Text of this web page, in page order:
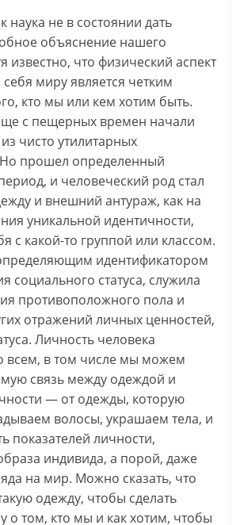
наука не в состоянии дать
объяснение нашего
известно, что физический аспект
миру является четким
кто мы или кем хотим быть.
с пещерных времен начали
чисто утилитарных
прошел определенный
и человеческий род стал
и внешний антураж, как на
уникальной идентичности,
с какой-то группой или классом.
идентификатором
социального статуса, служила
противоположного пола и
отражений личных ценностей,
Личность человека
всем, в том числе мы можем
связь между одеждой и
— от одежды, которую
волосы, украшаем тела, и
показателей личности,
индивида, а порой, даже
на мир. Можно сказать, что
одежду, чтобы сделать
о том, кто мы и как хотим, чтобы